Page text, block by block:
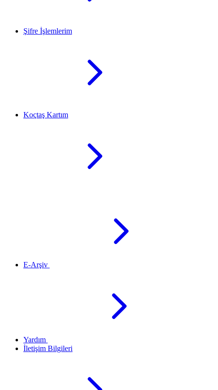
Şifre İşlemlerim
Koçtaş Kartım
E-Arşiv
Yardım
İletişim Bilgileri